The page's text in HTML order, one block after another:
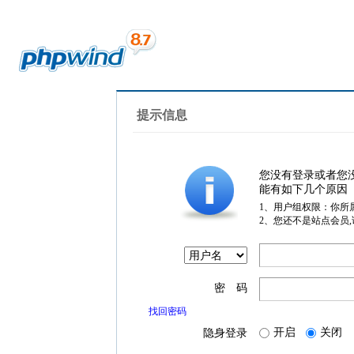
提示信息
您没有登录或者您
能有如下几个原因
1、用户组权限：你所
2、您还不是站点会员
密 码
找回密码
隐身登录 开启 关闭